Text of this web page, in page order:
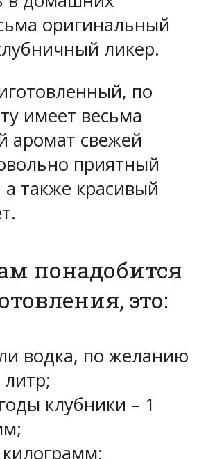
оригинальный
ликер.
по
имеет весьма
аромат свежей
приятный
а также красивый
понадобится
это:
водка, по желанию
литр;
клубники – 1
килограмм;